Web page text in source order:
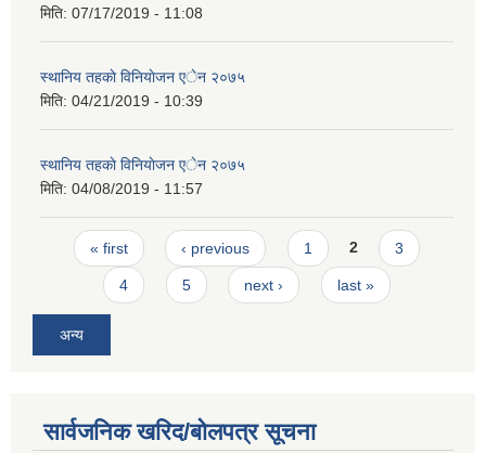
मिति: 07/17/2019 - 11:08
स्थानिय तहकाे विनियाेजन एेन २०७५
मिति: 04/21/2019 - 10:39
स्थानिय तहकाे विनियाेजन एेन २०७५
मिति: 04/08/2019 - 11:57
Pages
« first ‹ previous 1 2 3
4 5 next › last »
अन्य
सार्वजनिक खरिद/बोलपत्र सूचना